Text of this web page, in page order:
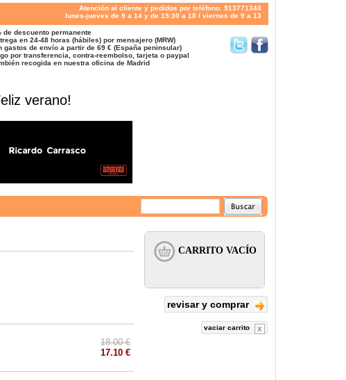
Atención al cliente y pedidos por teléfono: 913771344
lunes-jueves de 9 a 14 y de 15:30 a 18 / viernes de 9 a 13
de descuento permanente
en 24-48 horas (hábiles) por mensajero (MRW)
gastos de envío a partir de 69 € (España peninsular)
por transferencia, contra-reembolso, tarjeta o paypal
recogida en nuestra oficina de Madrid
verano!
18.00 €
17.10 €
revisar y comprar
vaciar carrito